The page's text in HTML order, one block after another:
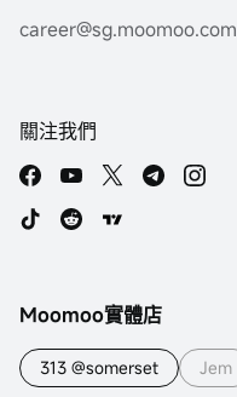
career@sg.moomoo.com
關注我們
Moomoo實體店
313 @somerset Jem